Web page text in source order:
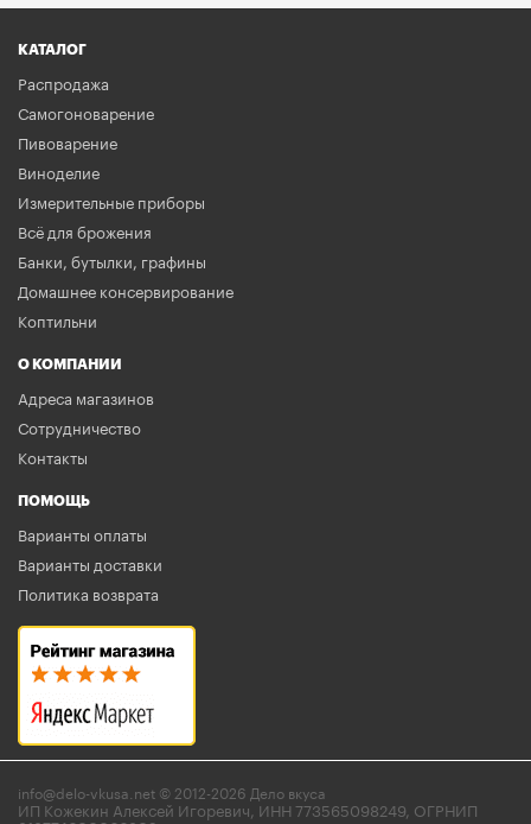
КАТАЛОГ
Распродажа
Самогоноварение
Пивоварение
Виноделие
Измерительные приборы
Всё для брожения
Банки, бутылки, графины
Домашнее консервирование
Коптильни
О КОМПАНИИ
Адреса магазинов
Сотрудничество
Контакты
ПОМОЩЬ
Варианты оплаты
Варианты доставки
Политика возврата
info@delo-vkusa.net © 2012-2026 Дело вкуса
ИП Кожекин Алексей Игоревич, ИНН 773565098249, ОГРНИП